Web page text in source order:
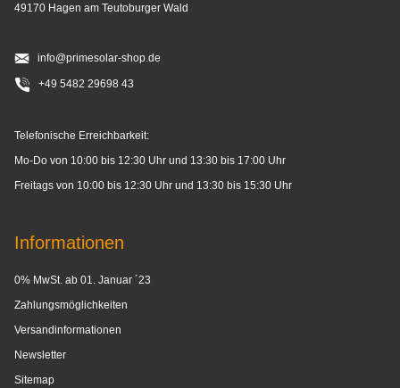
49170 Hagen am Teutoburger Wald
info@primesolar-shop.de
+49 5482 29698 43
Telefonische Erreichbarkeit:
Mo-Do von 10:00 bis 12:30 Uhr und 13:30 bis 17:00 Uhr
Freitags von 10:00 bis 12:30 Uhr und 13:30 bis 15:30 Uhr
Informationen
0% MwSt. ab 01. Januar ´23
Zahlungsmöglichkeiten
Versandinformationen
Newsletter
Sitemap